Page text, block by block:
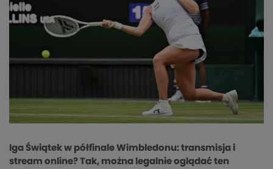
Iga Świątek w półfinale Wimbledonu: transmisja i
stream online? Tak, można legalnie oglądać ten